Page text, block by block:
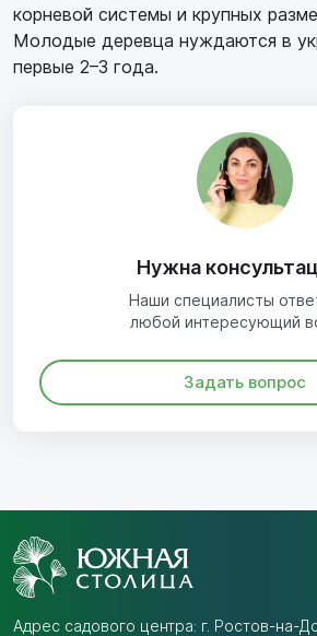
корневой системы и крупных
Молодые деревца нуждаются в
первые 2–3 года.
Нужна
Наши специалисты
любой интересующий
Задать вопрос
Адрес садового центра: г. Ростов-на-